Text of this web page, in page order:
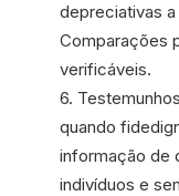
depreciativas
Comparações
verificáveis.
6.
quando
informação de
indivíduos e